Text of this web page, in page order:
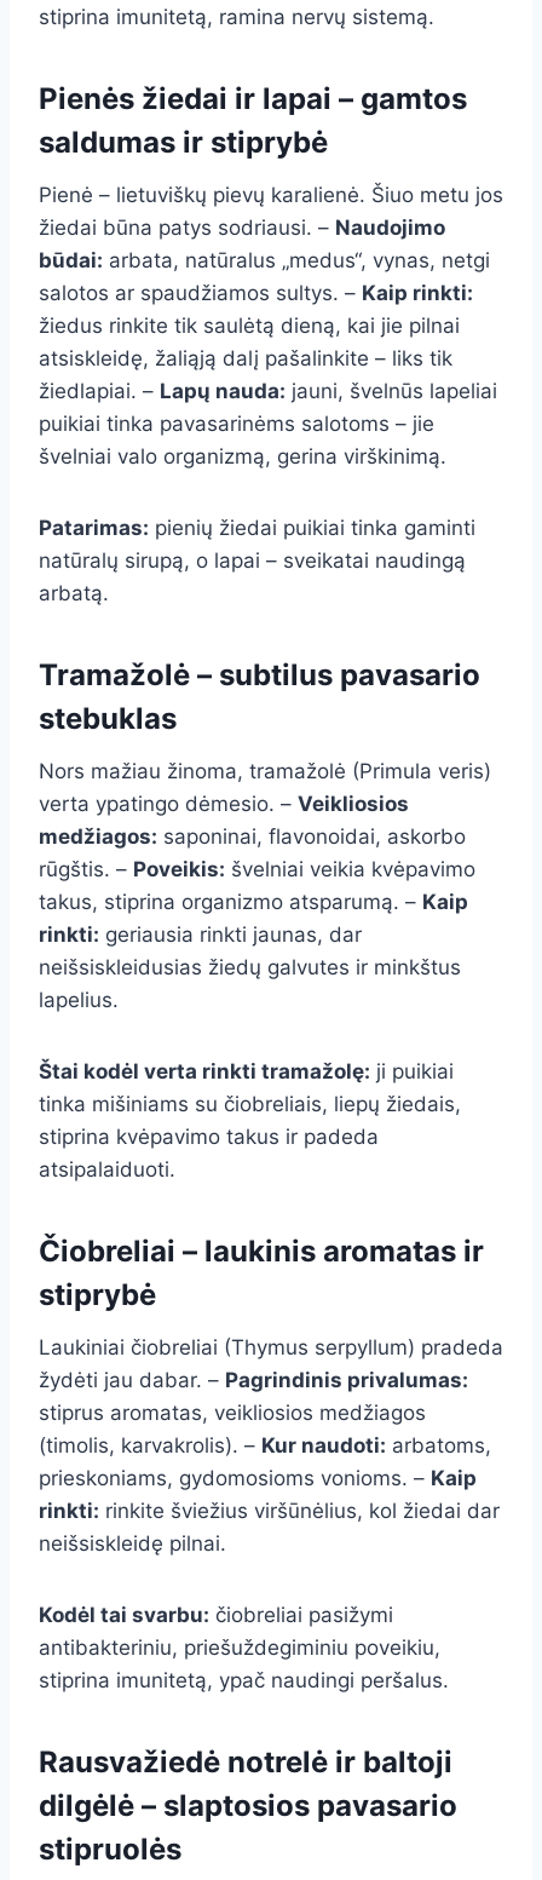
stiprina imunitetą, ramina nervų sistemą.
Pienės žiedai ir lapai – gamtos
saldumas ir stiprybė
Pienė – lietuviškų pievų karalienė. Šiuo metu jos
žiedai būna patys sodriausi. – Naudojimo
būdai: arbata, natūralus „medus“, vynas, netgi
salotos ar spaudžiamos sultys. – Kaip rinkti:
žiedus rinkite tik saulėtą dieną, kai jie pilnai
atsiskleidę, žaliąją dalį pašalinkite – liks tik
žiedlapiai. – Lapų nauda: jauni, švelnūs lapeliai
puikiai tinka pavasarinėms salotoms – jie
švelniai valo organizmą, gerina virškinimą.
Patarimas: pienių žiedai puikiai tinka gaminti
natūralų sirupą, o lapai – sveikatai naudingą
arbatą.
Tramažolė – subtilus pavasario
stebuklas
Nors mažiau žinoma, tramažolė (Primula veris)
verta ypatingo dėmesio. – Veikliosios
medžiagos: saponinai, flavonoidai, askorbo
rūgštis. – Poveikis: švelniai veikia kvėpavimo
takus, stiprina organizmo atsparumą. – Kaip
rinkti: geriausia rinkti jaunas, dar
neišsiskleidusias žiedų galvutes ir minkštus
lapelius.
Štai kodėl verta rinkti tramažolę: ji puikiai
tinka mišiniams su čiobreliais, liepų žiedais,
stiprina kvėpavimo takus ir padeda
atsipalaiduoti.
Čiobreliai – laukinis aromatas ir
stiprybė
Laukiniai čiobreliai (Thymus serpyllum) pradeda
žydėti jau dabar. – Pagrindinis privalumas:
stiprus aromatas, veikliosios medžiagos
(timolis, karvakrolis). – Kur naudoti: arbatoms,
prieskoniams, gydomosioms vonioms. – Kaip
rinkti: rinkite šviežius viršūnėlius, kol žiedai dar
neišsiskleidę pilnai.
Kodėl tai svarbu: čiobreliai pasižymi
antibakteriniu, priešuždegiminiu poveikiu,
stiprina imunitetą, ypač naudingi peršalus.
Rausvažiedė notrelė ir baltoji
dilgėlė – slaptosios pavasario
stipruolės